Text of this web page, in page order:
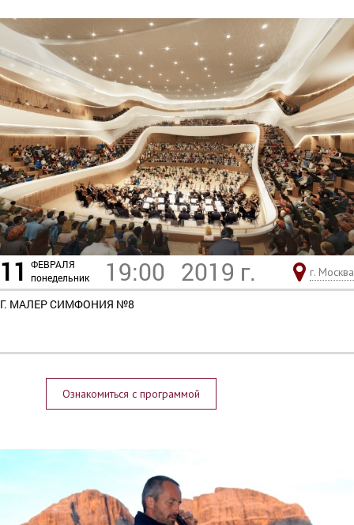
11
ФЕВРАЛЯ
понедельник
19:00 2019 г. г. Москва
Г. МАЛЕР СИМФОНИЯ №8
Ознакомиться с программой